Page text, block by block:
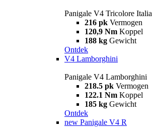
Panigale V4 Tricolore Italia
216 pk Vermogen
120,9 Nm Koppel
188 kg Gewicht
Ontdek
V4 Lamborghini
Panigale V4 Lamborghini
218.5 pk Vermogen
122.1 Nm Koppel
185 kg Gewicht
Ontdek
new Panigale V4 R